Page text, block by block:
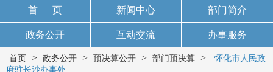
首 页 新闻中心 部门简介
政务公开 互动交流 办事服务
首页 > 政务公开 > 预决算公开 > 部门预决算 >
怀化市人民政
府驻长沙办事处